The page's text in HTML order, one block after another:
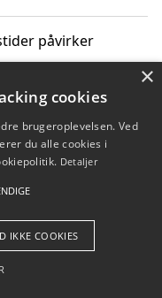
påvirker
om
×
cookies
brugeroplevelsen. Ved
du alle cookies i
Detaljer
IKKE COOKIES